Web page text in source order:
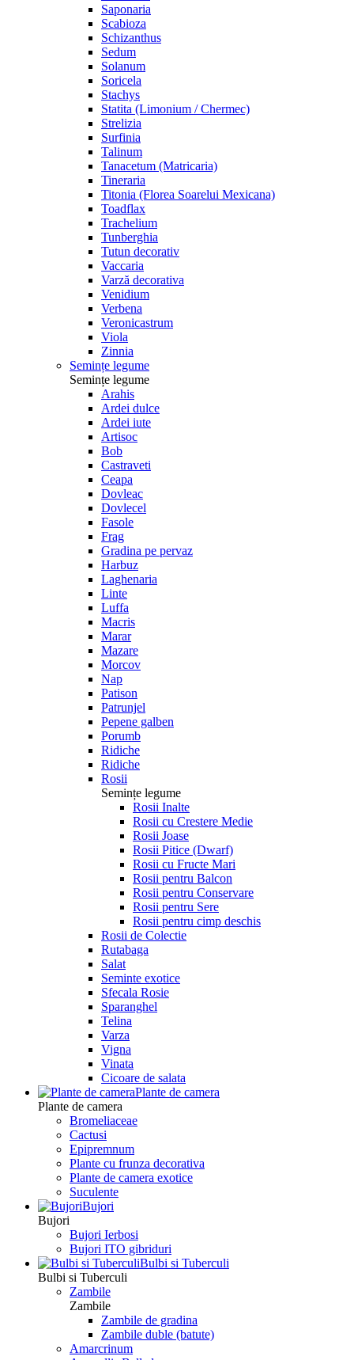
Saponaria
Scabioza
Schizanthus
Sedum
Solanum
Soricela
Stachys
Statita (Limonium / Chermec)
Strelizia
Surfinia
Talinum
Tanacetum (Matricaria)
Tineraria
Titonia (Florea Soarelui Mexicana)
Toadflax
Trachelium
Tunberghia
Tutun decorativ
Vaccaria
Varză decorativa
Venidium
Verbena
Veronicastrum
Viola
Zinnia
Semințe legume
Semințe legume
Arahis
Ardei dulce
Ardei iute
Artisoc
Bob
Castraveti
Ceapa
Dovleac
Dovlecel
Fasole
Frag
Gradina pe pervaz
Harbuz
Laghenaria
Linte
Luffa
Macris
Marar
Mazare
Morcov
Nap
Patison
Patrunjel
Pepene galben
Porumb
Ridiche
Ridiche
Rosii
Semințe legume
Rosii Inalte
Rosii cu Crestere Medie
Rosii Joase
Rosii Pitice (Dwarf)
Rosii cu Fructe Mari
Rosii pentru Balcon
Rosii pentru Conservare
Rosii pentru Sere
Rosii pentru cimp deschis
Rosii de Colectie
Rutabaga
Salat
Seminte exotice
Sfecala Rosie
Sparanghel
Telina
Varza
Vigna
Vinata
Сicoare de salata
Plante de camera
Plante de camera
Bromeliaceae
Cactusi
Epipremnum
Plante cu frunza decorativa
Plante de camera exotice
Suculente
Bujori
Bujori
Bujori Ierbosi
Bujori ITO gibriduri
Bulbi si Tuberculi
Bulbi si Tuberculi
Zambile
Zambile
Zambile de gradina
Zambile duble (batute)
Amarcrinum